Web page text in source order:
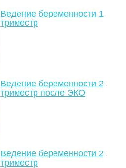
Ведение беременности 1
триместр
Ведение беременности 2
триместр после ЭКО
Ведение беременности 2
триместр